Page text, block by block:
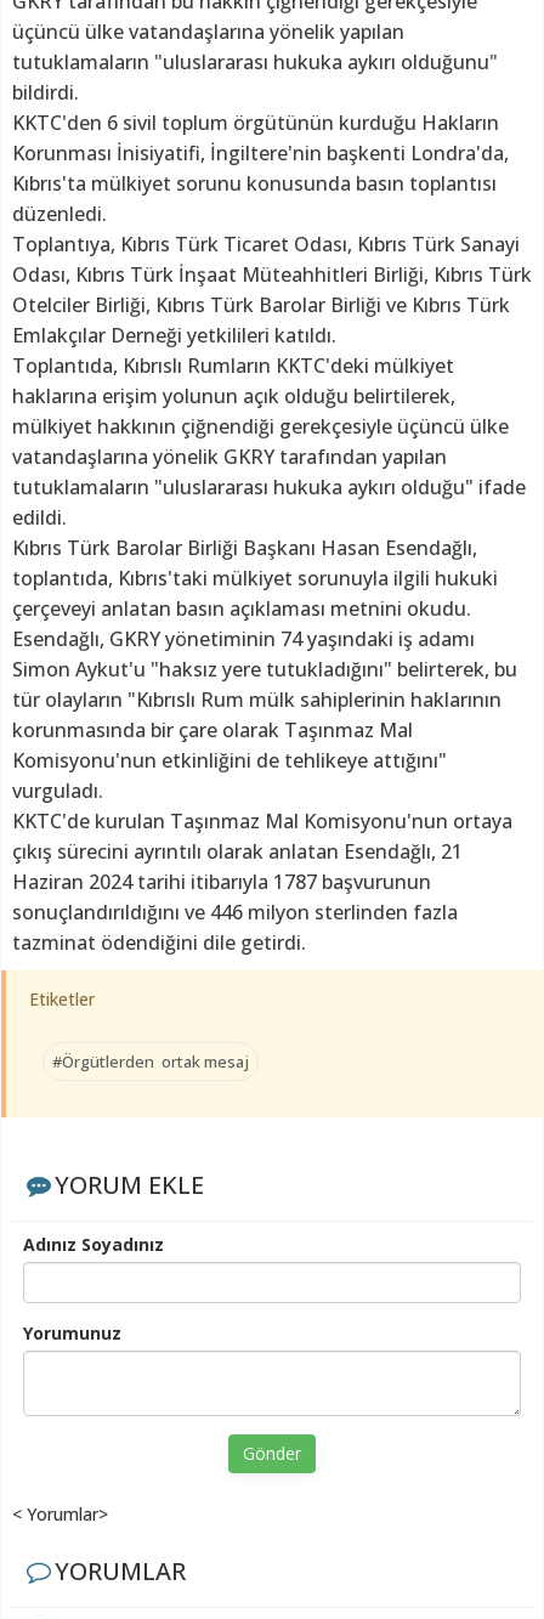
üçüncü ülke vatandaşlarına yönelik yapılan
tutuklamaların "uluslararası hukuka aykırı olduğunu"
bildirdi.
KKTC'den 6 sivil toplum örgütünün kurduğu Hakların
Korunması İnisiyatifi, İngiltere'nin başkenti Londra'da,
Kıbrıs'ta mülkiyet sorunu konusunda basın toplantısı
düzenledi.
Toplantıya, Kıbrıs Türk Ticaret Odası, Kıbrıs Türk Sanayi
Odası, Kıbrıs Türk İnşaat Müteahhitleri Birliği, Kıbrıs Türk
Otelciler Birliği, Kıbrıs Türk Barolar Birliği ve Kıbrıs Türk
Emlakçılar Derneği yetkilileri katıldı.
Toplantıda, Kıbrıslı Rumların KKTC'deki mülkiyet
haklarına erişim yolunun açık olduğu belirtilerek,
mülkiyet hakkının çiğnendiği gerekçesiyle üçüncü ülke
vatandaşlarına yönelik GKRY tarafından yapılan
tutuklamaların "uluslararası hukuka aykırı olduğu" ifade
edildi.
Kıbrıs Türk Barolar Birliği Başkanı Hasan Esendağlı,
toplantıda, Kıbrıs'taki mülkiyet sorunuyla ilgili hukuki
çerçeveyi anlatan basın açıklaması metnini okudu.
Esendağlı, GKRY yönetiminin 74 yaşındaki iş adamı
Simon Aykut'u "haksız yere tutukladığını" belirterek, bu
tür olayların "Kıbrıslı Rum mülk sahiplerinin haklarının
korunmasında bir çare olarak Taşınmaz Mal
Komisyonu'nun etkinliğini de tehlikeye attığını"
vurguladı.
KKTC'de kurulan Taşınmaz Mal Komisyonu'nun ortaya
çıkış sürecini ayrıntılı olarak anlatan Esendağlı, 21
Haziran 2024 tarihi itibarıyla 1787 başvurunun
sonuçlandırıldığını ve 446 milyon sterlinden fazla
tazminat ödendiğini dile getirdi.
Etiketler
#Örgütlerden ortak mesaj
YORUM EKLE
Adınız Soyadınız
Yorumunuz
Gönder
< Yorumlar>
YORUMLAR